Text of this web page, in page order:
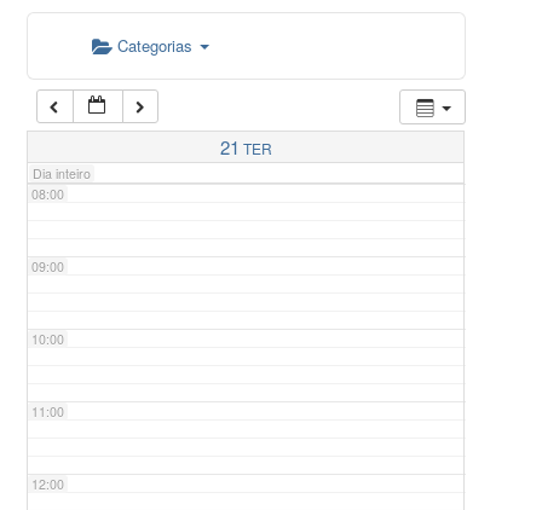
Categorias
21 TER
Dia inteiro
07:00
08:00
09:00
10:00
11:00
12:00